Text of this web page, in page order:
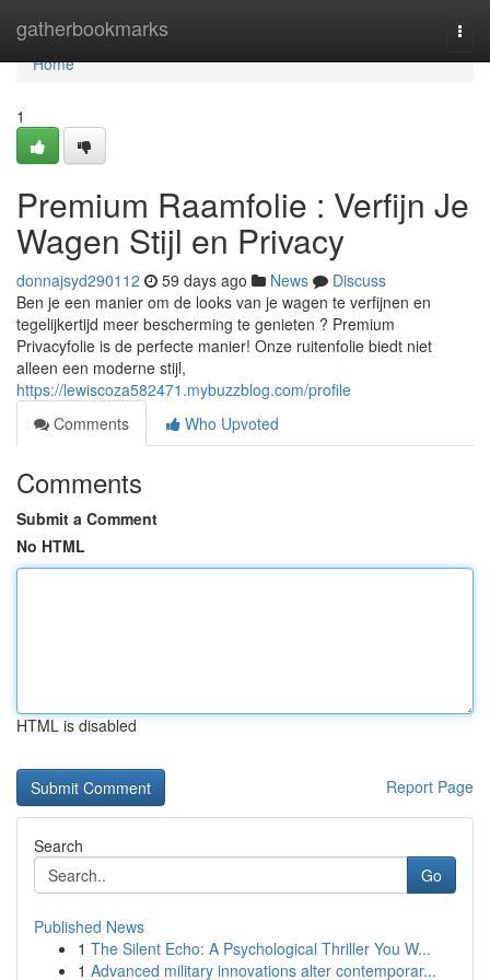
gatherbookmarks
Home
Home
1
Premium Raamfolie : Verfijn Je
Wagen Stijl en Privacy
donnajsyd290112 59 days ago News
Discuss
Ben je een manier om de looks van je wagen te verfijnen en
tegelijkertijd meer bescherming te genieten ? Premium
Privacyfolie is de perfecte manier! Onze ruitenfolie biedt niet
alleen een moderne stijl,
https://lewiscoza582471.mybuzzblog.com/profile
Comments
Who Upvoted
Comments
Submit a Comment
No HTML
HTML is disabled
Report Page
Search
Go
Published News
1 The Silent Echo: A Psychological Thriller You W...
1 Advanced military innovations alter contemporar...